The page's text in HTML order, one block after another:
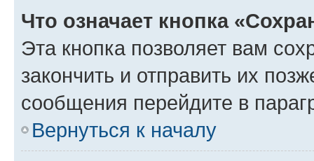
Что означает кнопка
Эта кнопка позволяет вам
закончить и отправить их
сообщения перейдите в
Вернуться к началу